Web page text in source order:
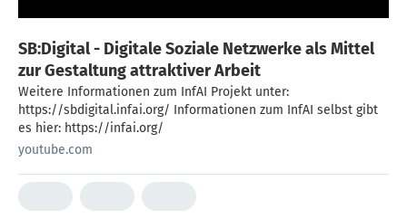
SB:Digital - Digitale Soziale Netzwerke als Mittel
zur Gestaltung attraktiver Arbeit
Weitere Informationen zum InfAI Projekt unter:
https://sbdigital.infai.org/ Informationen zum InfAI selbst gibt
es hier: https://infai.org/
youtube.com